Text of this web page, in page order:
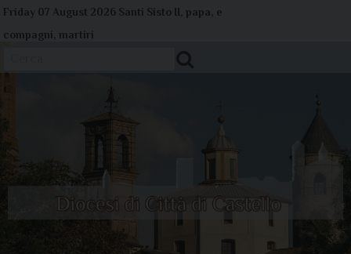
Skip
Friday 07 August 2026 Santi Sisto II, papa, e
compagni, martiri